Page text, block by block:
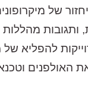
של
להפליא של
האולפנים